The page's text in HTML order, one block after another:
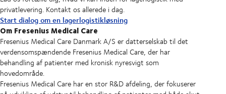
privatlevering. Kontakt os allerede i dag.
Start dialog om en lagerlogistikløsning
Om Fresenius Medical Care
Fresenius Medical Care Danmark A/S er datterselskab til det
verdensomspændende Fresenius Medical Care, der har
behandling af patienter med kronisk nyresvigt som
hovedområde.
Fresenius Medical Care har en stor R&D afdeling, der fokuserer